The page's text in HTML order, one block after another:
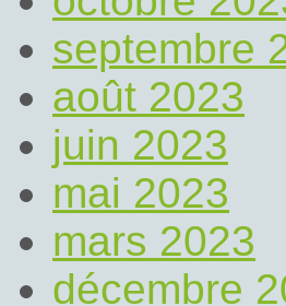
septembre
août 2023
juin 2023
mai 2023
mars 2023
décembre